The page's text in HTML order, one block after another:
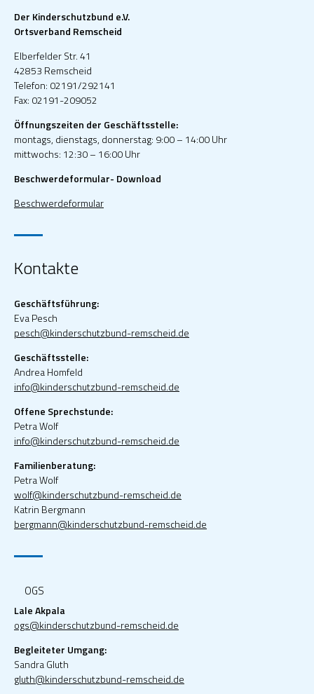
Der Kinderschutzbund e.V.
Ortsverband Remscheid
Elberfelder Str. 41
42853 Remscheid
Telefon: 02191/292141
Fax: 02191-209052
Öffnungszeiten der Geschäftsstelle:
montags, dienstags, donnerstag: 9:00 – 14:00 Uhr
mittwochs: 12:30 – 16:00 Uhr
Beschwerdeformular- Download
Beschwerdeformular
Kontakte
Geschäftsführung:
Eva Pesch
pesch@kinderschutzbund-remscheid.de
Geschäftsstelle:
Andrea Homfeld
info@kinderschutzbund-remscheid.de
Offene Sprechstunde:
Petra Wolf
info@kinderschutzbund-remscheid.de
Familienberatung:
Petra Wolf
wolf@kinderschutzbund-remscheid.de
Katrin Bergmann
bergmann@kinderschutzbund-remscheid.de
OGS
Lale Akpala
ogs@kinderschutzbund-remscheid.de
Begleiteter Umgang:
Sandra Gluth
gluth@kinderschutzbund-remscheid.de